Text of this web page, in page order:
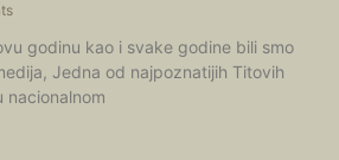
godinu kao i svake godine bili smo
Jedna od najpoznatijih Titovih
nacionalnom